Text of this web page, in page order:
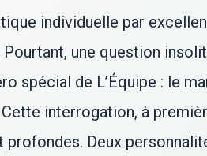
individuelle par
une question
spécial de L’Équipe : le
interrogation, à
Deux